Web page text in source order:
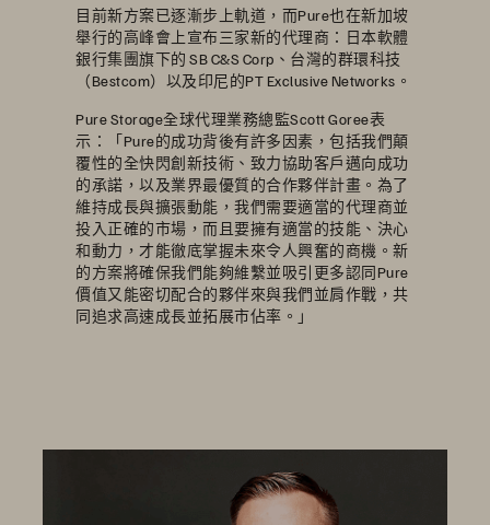
目前新方案已逐漸步上軌道，而Pure也在新加坡
舉行的高峰會上宣布三家新的代理商：日本軟體
銀行集團旗下的 SB C&S Corp、台灣的群環科技
（Bestcom）以及印尼的PT Exclusive Networks。
Pure Storage全球代理業務總監Scott Goree表
示：「Pure的成功背後有許多因素，包括我們顛
覆性的全快閃創新技術、致力協助客戶邁向成功
的承諾，以及業界最優質的合作夥伴計畫。為了
維持成長與擴張動能，我們需要適當的代理商並
投入正確的市場，而且要擁有適當的技能、決心
和動力，才能徹底掌握未來令人興奮的商機。新
的方案將確保我們能夠維繫並吸引更多認同Pure
價值又能密切配合的夥伴來與我們並肩作戰，共
同追求高速成長並拓展市佔率。」